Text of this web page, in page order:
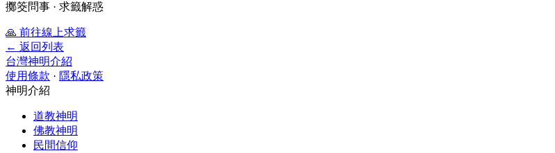
擲筊問事 · 求籤解惑
🙏 前往線上求籤
← 返回列表
台灣神明介紹
使用條款 · 隱私政策
神明介紹
道教神明
佛教神明
民間信仰